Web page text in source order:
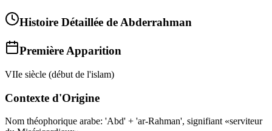
Histoire Détaillée de Abderrahman
Première Apparition
VIIe siècle (début de l'islam)
Contexte d'Origine
Nom théophorique arabe: 'Abd' + 'ar‑Rahman', signifiant «serviteur